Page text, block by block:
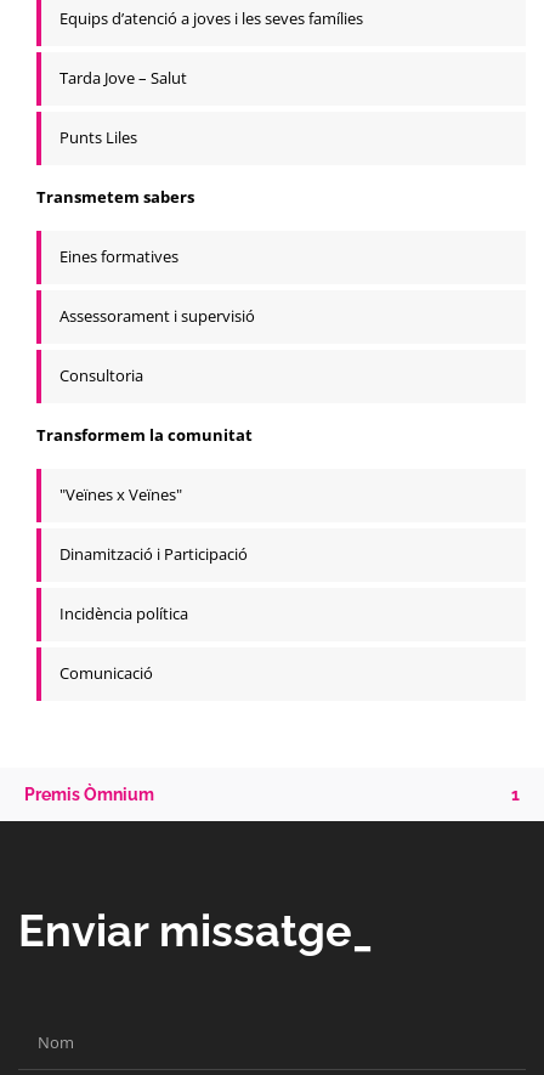
Equips d’atenció a joves i les seves famílies
Tarda Jove – Salut
Punts Liles
Transmetem sabers
Eines formatives
Assessorament i supervisió
Consultoria
Transformem la comunitat
"Veïnes x Veïnes"
Dinamització i Participació
Incidència política
Comunicació
Premis Òmnium 1
Enviar missatge_